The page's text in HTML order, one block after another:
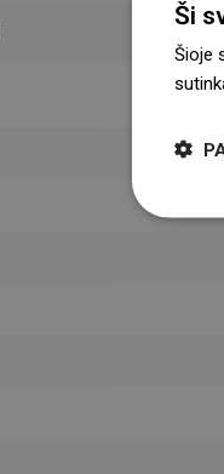
Ši
Šioje